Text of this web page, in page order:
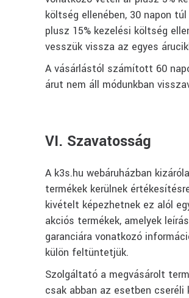
költség ellenében, 30 napon túl
plusz 15% kezelési költség
vesszük vissza az egyes
A vásárlástól számított 60
árut nem áll módunkban
VI. Szavatosság
A k3s.hu webáruházban
termékek kerülnek
kivételt képezhetnek ez alól
akciós termékek, amelyek
garanciára vonatkozó
külön feltüntetjük.
Szolgáltató a megvásárolt
csak abban az esetben cseréli